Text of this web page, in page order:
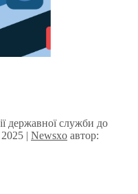
державної служби до
| Newsxo автор: